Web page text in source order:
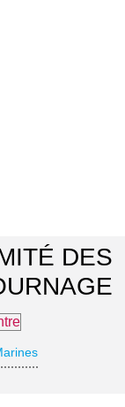
DES